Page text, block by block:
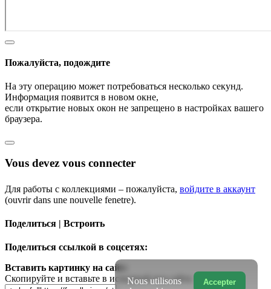
Пожалуйста, подождите
На эту операцию может потребоваться несколько секунд.
Информация появится в новом окне,
если открытие новых окон не запрещено в настройках вашего
браузера.
Vous devez vous connecter
Для работы с коллекциями – пожалуйста, войдите в аккаунт
(ouvrir dans une nouvelle fenetre).
Поделиться | Встроить
Поделиться ссылкой в соцсетях:
Вставить картинку на сайт:
Скопируйте и вставьте в исходный код сайта
Accepter
Nous utilisons